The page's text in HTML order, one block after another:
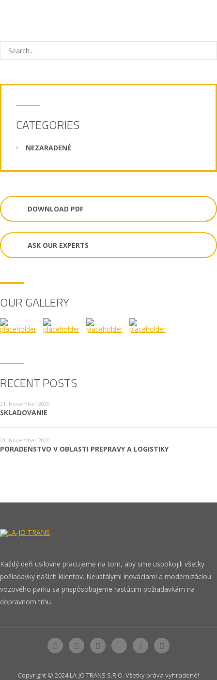
CATEGORIES
NEZARADENÉ
DOWNLOAD PDF
ASK OUR EXPERTS
OUR GALLERY
RECENT POSTS
21. November 2020
SKLADOVANIE
21. November 2020
PORADENSTVO V OBLASTI PREPRAVY A LOGISTIKY
Každý deň usilovne pracujeme na tom, aby sme uspokojili všetky
požiadavky našich klientov. Neustálymi inováciami a modernizáciou
vozového parku sa prispôsobujeme rastúcim požiadavkám na
dopravnom trhu..
Copyright © 2024 LA-JO TRANS S.R.O. Všetky práva vyhradené!